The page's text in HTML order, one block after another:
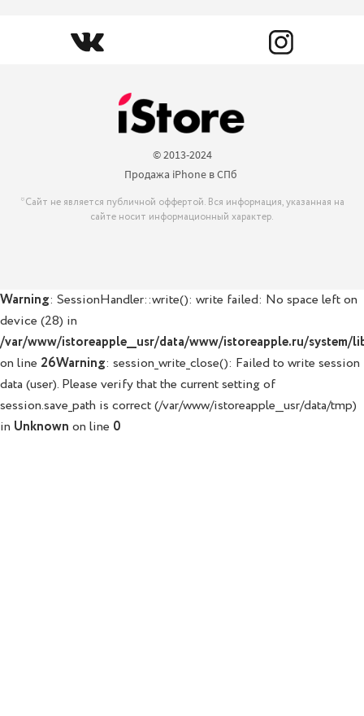
© 2013-2024
Продажа iPhone в СПб
*Сайт не является публичной оффертой. Вся информация, указанная на
сайте носит информационный характер.
Warning: SessionHandler::write(): write failed: No space left on
device (28) in
/var/www/istoreapple__usr/data/www/istoreapple.ru/system/
on line 26Warning: session_write_close(): Failed to write session
data (user). Please verify that the current setting of
session.save_path is correct (/var/www/istoreapple__usr/data/tmp)
in Unknown on line 0